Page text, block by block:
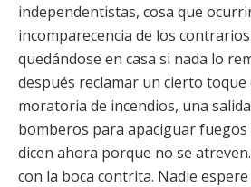
independentistas, cosa que
incomparecencia de los
quedándose en casa si nada lo
después reclamar un cierto toque
moratoria de incendios, una
bomberos para apaciguar
dicen ahora porque no se
con la boca contrita. Nadie